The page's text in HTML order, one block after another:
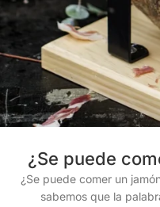
¿Se puede
¿Se puede comer un
sabemos que la